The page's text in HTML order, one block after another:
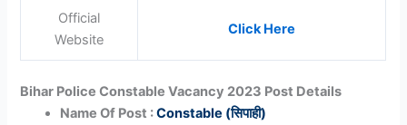
Official
Website
Click Here
Bihar Police Constable Vacancy 2023 Post Details
Name Of Post :Constable (सिपाही)